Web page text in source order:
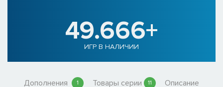
49.666+
ИГР В НАЛИЧИИ
Дополнения 1 Товары серии 11 Описание